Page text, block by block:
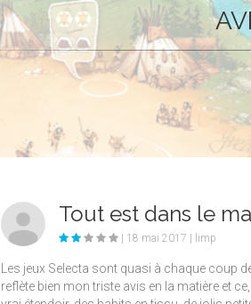
Tout est dans le
| 18 mai 2017 | limp
Les jeux Selecta sont quasi à chaque coup
reflète bien mon triste avis en la matière et